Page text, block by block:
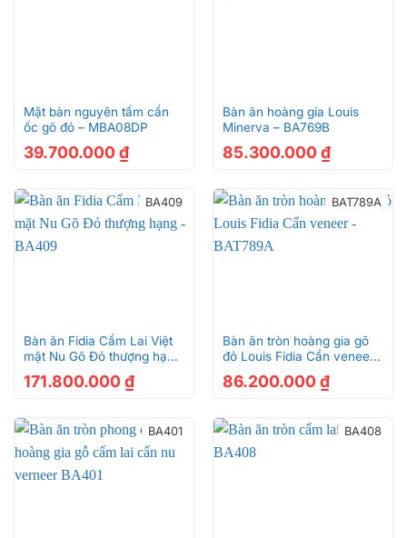
Mặt bàn nguyên tấm cẩn
ốc gõ đỏ – MBA08DP
39.700.000 ₫
Bàn ăn hoàng gia Louis
Minerva – BA769B
85.300.000 ₫
BA409
Bàn ăn Fidia Cẩm Lai Việt
mặt Nu Gõ Đỏ thượng hạng
171.800.000 ₫
BAT789A
Bàn ăn tròn hoàng gia gõ
đỏ Louis Fidia Cẩn veneer
86.200.000 ₫
BA401 BA408